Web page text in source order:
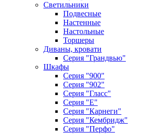
Светильники
Подвесные
Настенные
Настольные
Торшеры
Диваны, кровати
Серия "Грандвью"
Шкафы
Серия "900"
Серия "902"
Серия "Гласс"
Серия "Е"
Серия "Карнеги"
Серия "Кембридж"
Серия "Перфо"